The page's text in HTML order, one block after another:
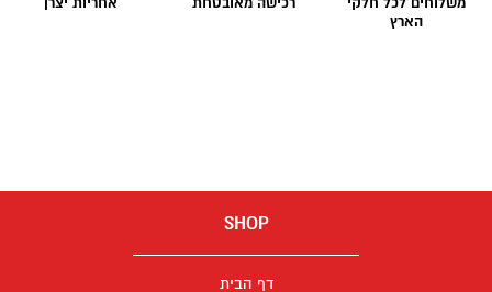
הארץ
SHOP
דף הבית